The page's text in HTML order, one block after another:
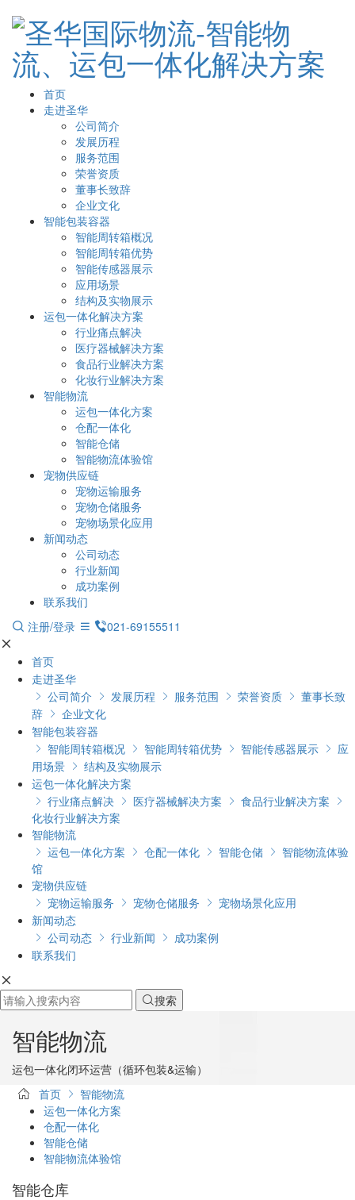
首页
走进圣华
公司简介
发展历程
服务范围
荣誉资质
董事长致辞
企业文化
智能包装容器
智能周转箱概况
智能周转箱优势
智能传感器展示
应用场景
结构及实物展示
运包一体化解决方案
行业痛点解决
医疗器械解决方案
食品行业解决方案
化妆行业解决方案
智能物流
运包一体化方案
仓配一体化
智能仓储
智能物流体验馆
宠物供应链
宠物运输服务
宠物仓储服务
宠物场景化应用
新闻动态
公司动态
行业新闻
成功案例
联系我们
注册/登录
021-69155511
首页
走进圣华
 公司简介  发展历程  服务范围  荣誉资质  董事长致
辞
 企业文化
智能包装容器
 智能周转箱概况  智能周转箱优势  智能传感器展示 
应
用场景
 结构及实物展示
运包一体化解决方案
 行业痛点解决  医疗器械解决方案  食品行业解决方案 
化妆行业解决方案
智能物流
 运包一体化方案  仓配一体化  智能仓储 
智能物流体验
馆
宠物供应链
 宠物运输服务  宠物仓储服务 
宠物场景化应用
新闻动态
 公司动态  行业新闻 
成功案例
联系我们

搜索
智能物流
运包一体化闭环运营（循环包装&运输）
首页
智能物流
运包一体化方案
仓配一体化
智能仓储
智能物流体验馆
智能仓库